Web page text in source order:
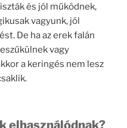
és jól működnek,
vagyunk, jól
De ha az erek falán
vagy
a keringés nem lesz
elhasználódnak?